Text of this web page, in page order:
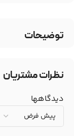
توضیحات
نظرات مشتریان
دیدگاهها